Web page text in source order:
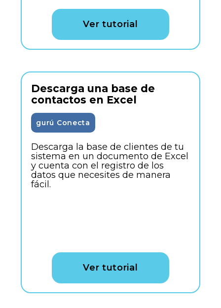
Ver tutorial
Descarga una base de
contactos en Excel
gurú Conecta
Descarga la base de clientes de tu
sistema en un documento de Excel
y cuenta con el registro de los
datos que necesites de manera
fácil.
Ver tutorial